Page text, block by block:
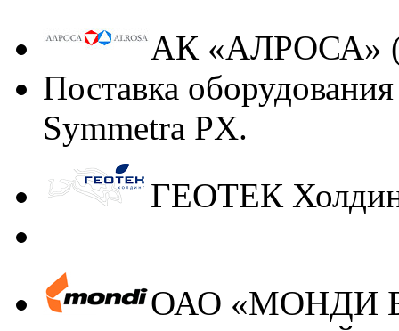
АК «АЛРОСА»
Поставка
Symmetra PX.
ГЕОТЕК
ОАО «МОНДИ